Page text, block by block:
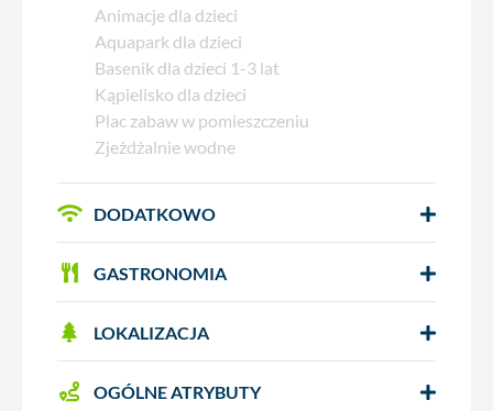
Animacje dla dzieci
Aquapark dla dzieci
Basenik dla dzieci 1-3 lat
Kąpielisko dla dzieci
Plac zabaw w pomieszczeniu
Zjeżdżalnie wodne
DODATKOWO
GASTRONOMIA
LOKALIZACJA
OGÓLNE ATRYBUTY